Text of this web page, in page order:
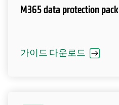
M365 data protection pack
가이드 다운로드